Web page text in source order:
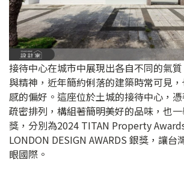
接待中心在城市中展現出各自不同的氣
與精神，近年簡約俐落的建築時常可見
感的偏好。這座位於土城的接待中心，
疏密排列，構組著簡明美好的品味，也
獎，分別為2024 TITAN Property
LONDON DESIGN AWARDS 銀獎，讓
眼國際。